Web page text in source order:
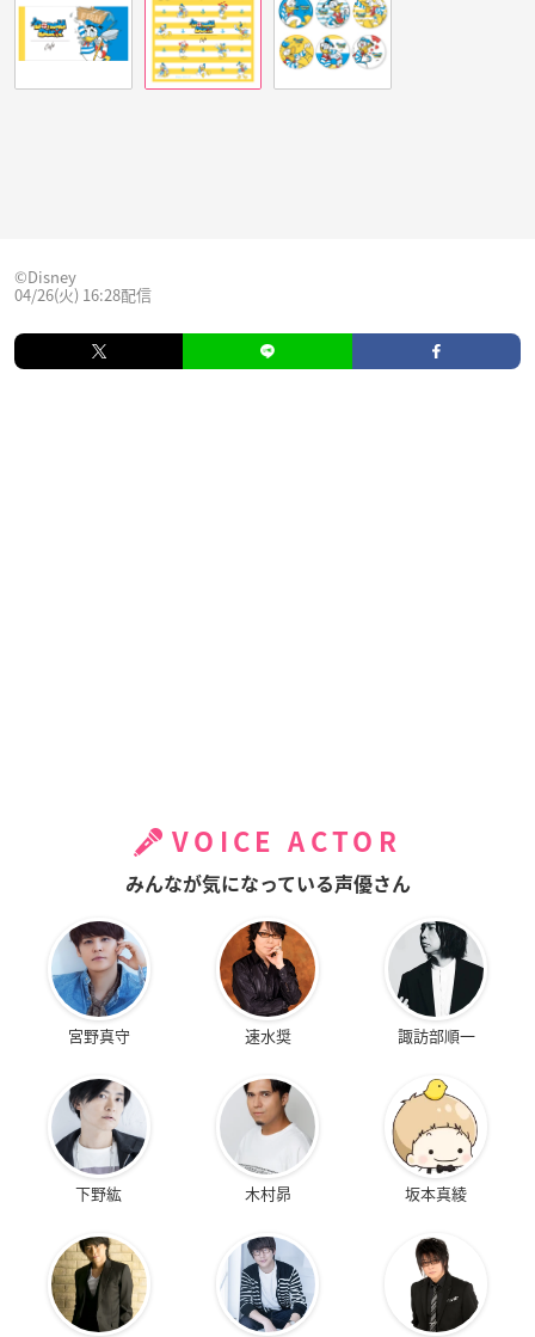
©Disney
04/26(火) 16:28配信
VOICE ACTOR
みんなが気になっている声優さん
宮野真守 速水奨 諏訪部順一
下野紘 木村昴 坂本真綾